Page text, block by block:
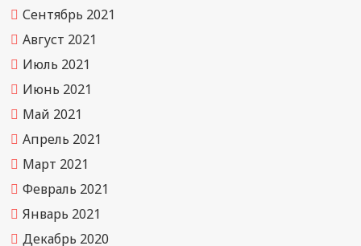
Сентябрь 2021
Август 2021
Июль 2021
Июнь 2021
Май 2021
Апрель 2021
Март 2021
Февраль 2021
Январь 2021
Декабрь 2020